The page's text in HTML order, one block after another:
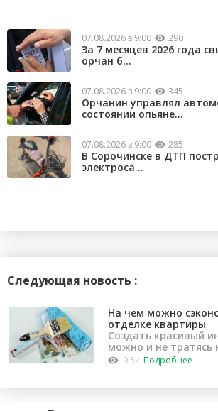
07.08.2026 в 9:00 290
За 7 месяцев 2026 года
орчан б...
07.08.2026 в 9:00 345
Орчанин управлял
состоянии опьяне...
07.08.2026 в 9:00 285
В Сорочинске в ДТП
электроса...
Следующая новость :
На чем можно
отделке квартиры
Создать красивый
можно и не тратясь
капремонт
9.5к Подробнее